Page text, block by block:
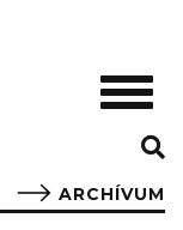
ARCHÍVUM